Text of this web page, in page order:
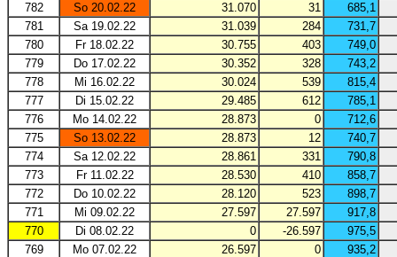
782
So 20.02.22 31.070 31
685,1
781
Sa 19.02.22 31.039 284
731,7
780
Fr 18.02.22 30.755 403
749,0
779
Do 17.02.22 30.352 328
743,2
778
Mi 16.02.22 30.024 539
815,4
777
Di 15.02.22 29.485 612
785,1
776
Mo 14.02.22 28.873 0
712,6
775
So 13.02.22 28.873 12
740,7
774
Sa 12.02.22 28.861 331
790,8
773
Fr 11.02.22 28.530 410
858,7
772
Do 10.02.22 28.120 523
898,7
771
Mi 09.02.22 27.597 27.597
917,8
770
Di 08.02.22 0 -26.597
975,5
769
Mo 07.02.22 26.597 0
935,2